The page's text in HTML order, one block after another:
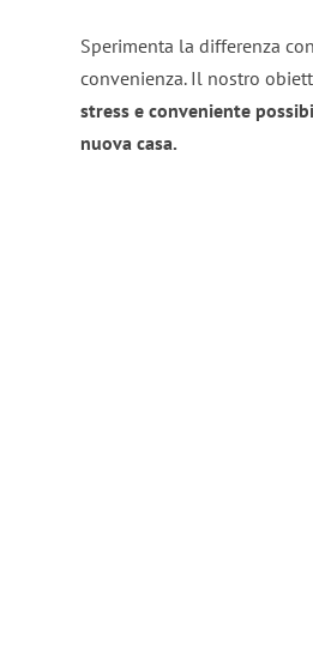
Sperimenta la differenza
convenienza. Il nostro
stress e conveniente
nuova casa.